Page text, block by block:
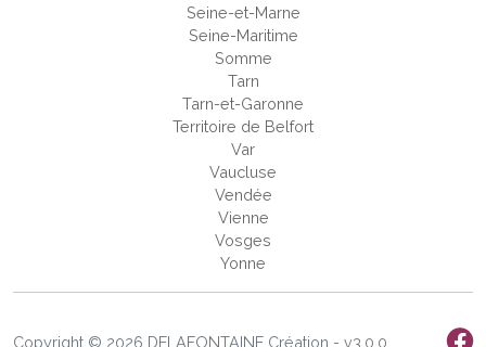
Seine-et-Marne
Seine-Maritime
Somme
Tarn
Tarn-et-Garonne
Territoire de Belfort
Var
Vaucluse
Vendée
Vienne
Vosges
Yonne
Copyright © 2026 DELAFONTAINE Création - v3.0.0